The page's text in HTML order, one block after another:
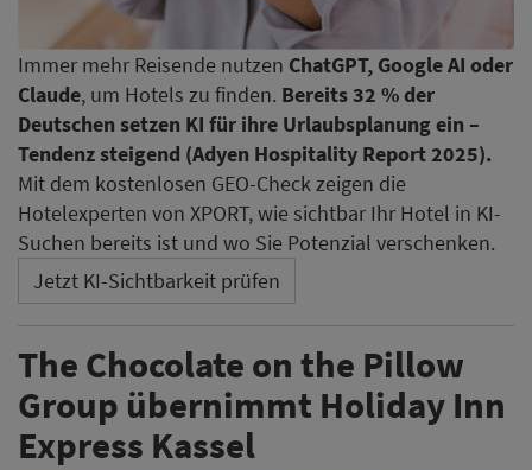
Immer mehr Reisende nutzen ChatGPT, Google AI oder
Claude, um Hotels zu finden. Bereits 32 % der
Deutschen setzen KI für ihre Urlaubsplanung ein –
Tendenz steigend (Adyen Hospitality Report 2025).
Mit dem kostenlosen GEO-Check zeigen die
Hotelexperten von XPORT, wie sichtbar Ihr Hotel in KI-
Suchen bereits ist und wo Sie Potenzial verschenken.
Jetzt KI-Sichtbarkeit prüfen
The Chocolate on the Pillow
Group übernimmt Holiday Inn
Express Kassel